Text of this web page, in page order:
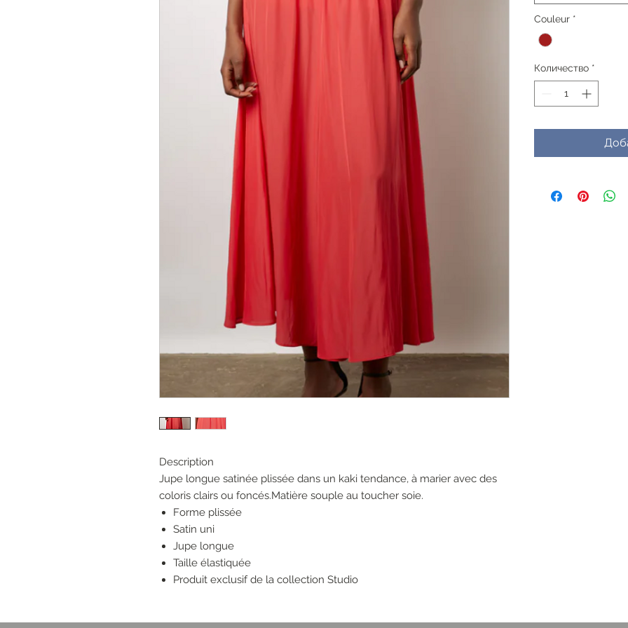
Description
Jupe longue satinée plissée dans un kaki tendance, à marier avec des
coloris clairs ou foncés.Matière souple au toucher soie.
Forme plissée
Satin uni
Jupe longue
Taille élastiquée
Produit exclusif de la collection Studio
Couleur *
Количество *